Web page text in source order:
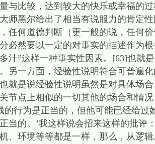
与比较，达到较大的快乐或幸福的
师黑尔给出了相当有说服力的肯定
任何道德判断（更一般的说，任何
必然要以一定的对事实的描述作为
汁”这样一种事实性因素。[63]也就
另一方面，经验性说明符合可普遍
就是说经验性说明虽然是对具体场
节点上相似的一切其他的场合和情
的行为是正当的，但他可能已经给
当的。’我这样说会招来这样的批评
、环境等等都是一样，那么，从逻